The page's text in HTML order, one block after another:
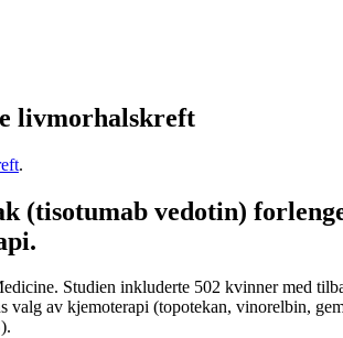
livmorhalskreft
.
vedotin)
Studien inkluderte 502 kvinner med
av kjemoterapi (topotekan, vinorelbin,